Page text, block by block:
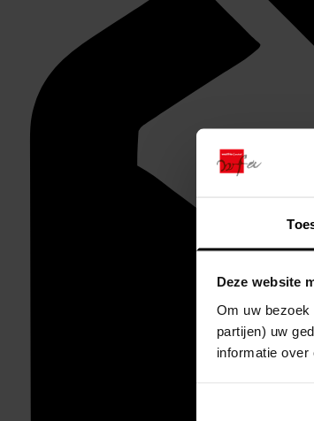
Deze website
Om uw
partijen) uw
informatie